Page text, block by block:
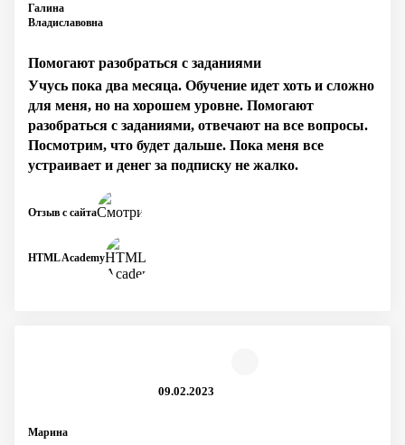
Галина
Владиславовна
Помогают разобраться с заданиями
Учусь пока два месяца. Обучение идет хоть и сложно
для меня, но на хорошем уровне. Помогают
разобраться с заданиями, отвечают на все вопросы.
Посмотрим, что будет дальше. Пока меня все
устраивает и денег за подписку не жалко.
HTML Academy
Отзыв с сайта
Марина
09.02.2023